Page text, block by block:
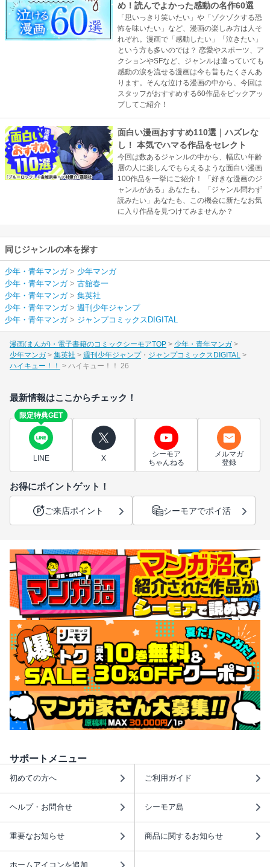
め！読んでよかった感動の名作60選
「思いっきり笑いたい」や「ゾクゾクする恐
怖を味いたい」など、漫画の楽しみ方は人そ
れぞれ。漫画で「感動したい」「泣きたい」
という方も多いのでは？ 恋愛やスポーツ、ア
クションやSFなど、ジャンルは違っていても
感動の涙を流せる漫画は今も昔もたくさんあ
ります。そんな泣ける漫画の中から、今回は
スタッフがおすすめする60作品をピックアッ
プしてご紹介！
面白い漫画おすすめ110選｜ハズレな
し！ 本気でハマる作品をセレクト
今回は数あるジャンルの中から、幅広い年齢
層の人に楽しんでもらえるような面白い漫画
100作品を一挙にご紹介！ 「好きな漫画のジ
ャンルがある」あなたも、「ジャンル問わず
読みたい」あなたも、この機会に新たなお気
に入り作品を見つけてみませんか？
同じジャンルの本を探す
少年・青年マンガ> 少年マンガ
少年・青年マンガ> 古舘春一
少年・青年マンガ> 集英社
少年・青年マンガ> 週刊少年ジャンプ
少年・青年マンガ> ジャンプコミックスDIGITAL
漫画(まんが)・電子書籍のコミックシーモアTOP
少年・青年マンガ
少年マンガ
集英社 週刊少年ジャンプ
ジャンプコミックスDIGITAL
ハイキュー！！
ハイキュー！！ 26
最新情報はここからチェック！
限定特典GET
LINE X
シーモア
ちゃんねる
メルマガ
登録
お得にポイントゲット！
ご来店ポイント シーモアでポイ活
サポートメニュー
初めての方へ ご利用ガイド
ヘルプ・お問合せ シーモア島
重要なお知らせ 商品に関するお知らせ
ホームアイコンを追加